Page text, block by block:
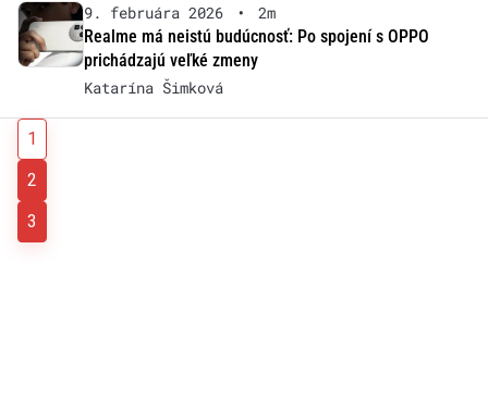
9. februára 2026 •
2m
Realme má neistú budúcnosť: Po spojení s OPPO
prichádzajú veľké zmeny
Katarína Šimková
1
2
3